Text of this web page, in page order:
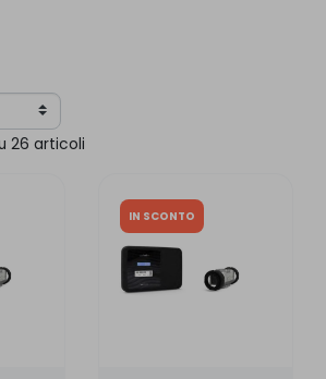
sale più basso rispetto ai "vecchi"
26 articoli
IN SCONTO